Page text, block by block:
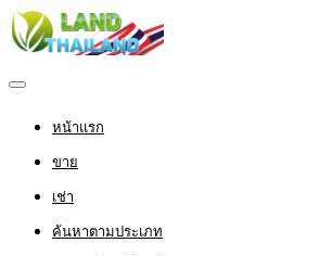
หน้าแรก
ขาย
เช่า
ค้นหาตามประเภท